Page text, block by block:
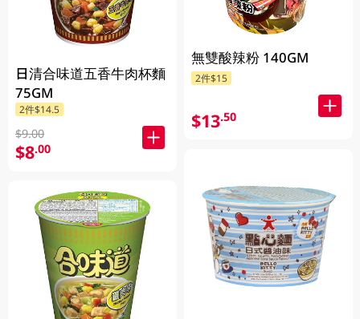
日清合味道五香牛肉杯麵
75GM
2件$14.5
$9.00
$8.00
無雙酸辣粉 140GM
2件$15
$13.50